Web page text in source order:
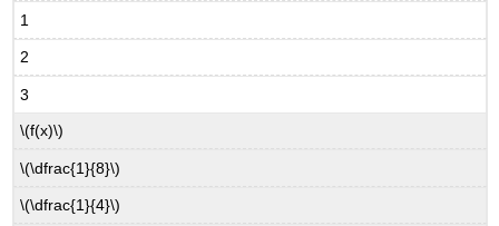
1
2
3
\(f(x)\)
\(\dfrac{1}{8}\)
\(\dfrac{1}{4}\)